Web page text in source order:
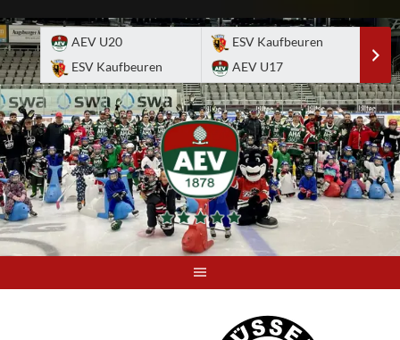
to
content
AEV U20
ESV Kaufbeuren
ESV Kaufbeuren
AEV U17